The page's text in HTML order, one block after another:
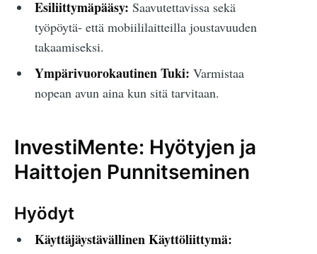
Esiliittymäpääsy: Saavutettavissa sekä
työpöytä- että mobiililaitteilla joustavuuden
takaamiseksi.
Ympärivuorokautinen Tuki: Varmistaa
nopean avun aina kun sitä tarvitaan.
InvestiMente: Hyötyjen ja
Haittojen Punnitseminen
Hyödyt
Käyttäjäystävällinen Käyttöliittymä: